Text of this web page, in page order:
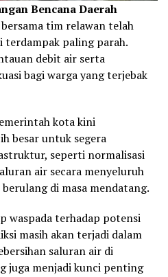
Bencana Daerah
tim relawan telah
terdampak paling parah.
debit air serta
bagi warga yang terjebak
kota kini
besar untuk segera
seperti normalisasi
air secara menyeluruh
di masa mendatang.
waspada terhadap potensi
masih akan terjadi dalam
saluran air di
juga menjadi kunci penting